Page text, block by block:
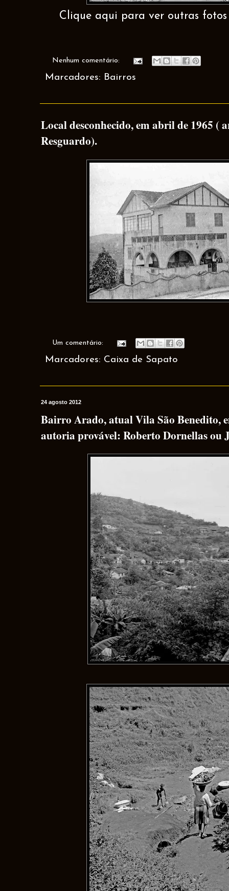
Clique aqui para ver outras fotos
Nenhum comentário:
Marcadores: Bairros
Local desconhecido, em abril de 1965
Resguardo).
Um comentário:
Marcadores: Caixa de Sapato
24 agosto 2012
Bairro Arado, atual Vila São Benedito,
autoria provável: Roberto Dornellas ou